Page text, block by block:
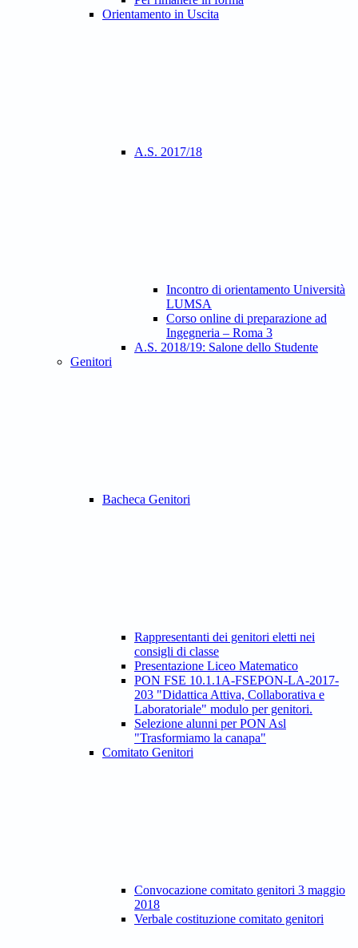
Orientamento in Uscita
A.S. 2017/18
Incontro di orientamento Università
LUMSA
Corso online di preparazione ad
Ingegneria – Roma 3
A.S. 2018/19: Salone dello Studente
Genitori
Bacheca Genitori
Rappresentanti dei genitori eletti nei
consigli di classe
Presentazione Liceo Matematico
PON FSE 10.1.1A-FSEPON-LA-2017-
203 "Didattica Attiva, Collaborativa e
Laboratoriale" modulo per genitori.
Selezione alunni per PON Asl
"Trasformiamo la canapa"
Comitato Genitori
Convocazione comitato genitori 3 maggio
2018
Verbale costituzione comitato genitori